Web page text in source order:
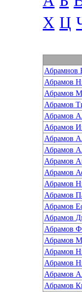
Х Ц
Абрамнов
Абрамов
Абрамов
Абрамов
Абрамов
Абрамов
Абрамов
Абрамов
Абрамов
Абрамов
Абрамов
Абрамов
Абрамов
Абрамов
Абрамов
Абрамов
Абрамов
Абрамов
Абрамов
Абрамов